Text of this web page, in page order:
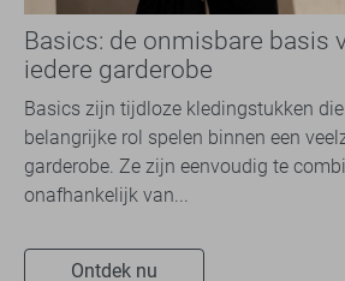
Basics: de onmisbare basis
iedere garderobe
Basics zijn tijdloze kledingstukken die
belangrijke rol spelen binnen een
garderobe. Ze zijn eenvoudig te
onafhankelijk van...
Ontdek nu